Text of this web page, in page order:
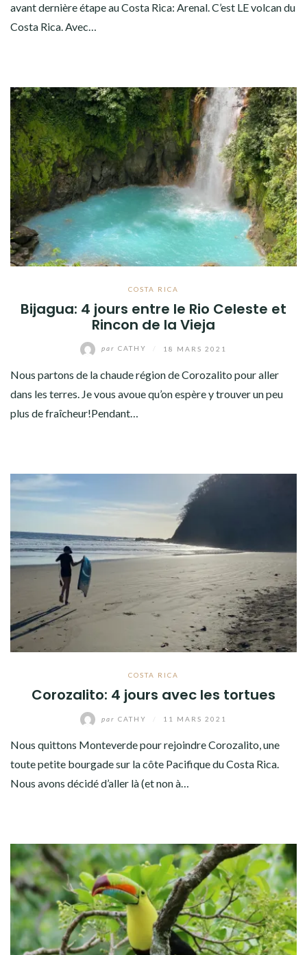
avant dernière étape au Costa Rica: Arenal. C’est LE volcan du
Costa Rica. Avec…
COSTA RICA
Bijagua: 4 jours entre le Rio Celeste et
Rincon de la Vieja
par CATHY 18 MARS 2021
Nous partons de la chaude région de Corozalito pour aller
dans les terres. Je vous avoue qu’on espère y trouver un peu
plus de fraîcheur!Pendant…
COSTA RICA
Corozalito: 4 jours avec les tortues
par CATHY 11 MARS 2021
Nous quittons Monteverde pour rejoindre Corozalito, une
toute petite bourgade sur la côte Pacifique du Costa Rica.
Nous avons décidé d’aller là (et non à…